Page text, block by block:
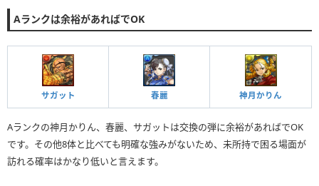
Aランクは余裕があればでOK
サガット 春麗 神月かりん
Aランクの神月かりん、春麗、サガットは交換の弾に余裕があればでOK
です。その他8体と比べても明確な強みがないため、未所持で困る場面が
訪れる確率はかなり低いと言えます。